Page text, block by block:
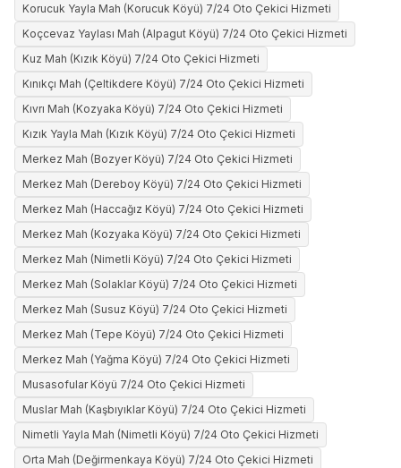
Korucuk Yayla Mah (Korucuk Köyü) 7/24 Oto Çekici Hizmeti
Koçcevaz Yaylası Mah (Alpagut Köyü) 7/24 Oto Çekici Hizmeti
Kuz Mah (Kızık Köyü) 7/24 Oto Çekici Hizmeti
Kınıkçı Mah (Çeltikdere Köyü) 7/24 Oto Çekici Hizmeti
Kıvrı Mah (Kozyaka Köyü) 7/24 Oto Çekici Hizmeti
Kızık Yayla Mah (Kızık Köyü) 7/24 Oto Çekici Hizmeti
Merkez Mah (Bozyer Köyü) 7/24 Oto Çekici Hizmeti
Merkez Mah (Dereboy Köyü) 7/24 Oto Çekici Hizmeti
Merkez Mah (Haccağız Köyü) 7/24 Oto Çekici Hizmeti
Merkez Mah (Kozyaka Köyü) 7/24 Oto Çekici Hizmeti
Merkez Mah (Nimetli Köyü) 7/24 Oto Çekici Hizmeti
Merkez Mah (Solaklar Köyü) 7/24 Oto Çekici Hizmeti
Merkez Mah (Susuz Köyü) 7/24 Oto Çekici Hizmeti
Merkez Mah (Tepe Köyü) 7/24 Oto Çekici Hizmeti
Merkez Mah (Yağma Köyü) 7/24 Oto Çekici Hizmeti
Musasofular Köyü 7/24 Oto Çekici Hizmeti
Muslar Mah (Kaşbıyıklar Köyü) 7/24 Oto Çekici Hizmeti
Nimetli Yayla Mah (Nimetli Köyü) 7/24 Oto Çekici Hizmeti
Orta Mah (Değirmenkaya Köyü) 7/24 Oto Çekici Hizmeti